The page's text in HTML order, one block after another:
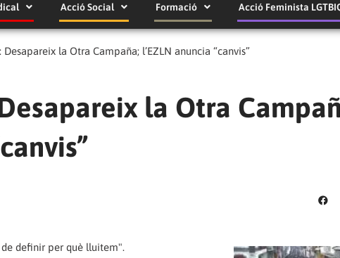
Acció Social Formació Acció Feminista
Desapareix la Otra Campaña; l’EZLN anuncia “canvis”
la Otra
definir per què lluitem".